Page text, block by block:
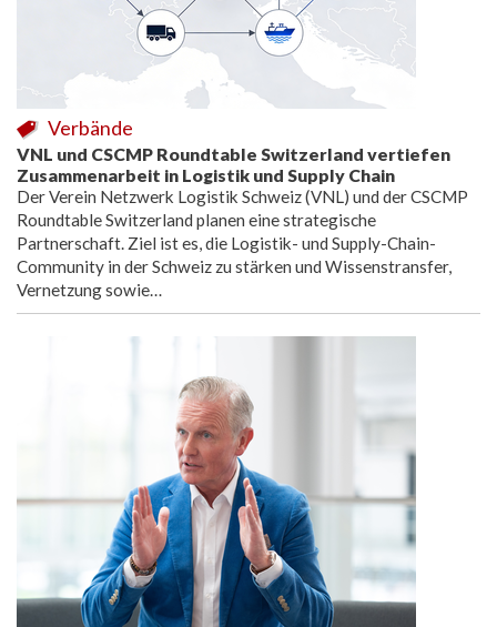
VNL und CSCMP Roundtable Switzerland vertiefen
Zusammenarbeit in Logistik und Supply Chain
Verbände
Der Verein Netzwerk Logistik Schweiz (VNL) und der CSCMP
Roundtable Switzerland planen eine strategische
Partnerschaft. Ziel ist es, die Logistik- und Supply-Chain-
Community in der Schweiz zu stärken und Wissenstransfer,
Vernetzung sowie…